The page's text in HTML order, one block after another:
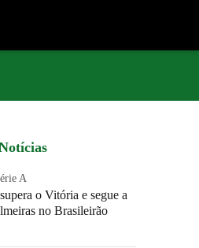
A
o Vitória e segue a
no Brasileirão